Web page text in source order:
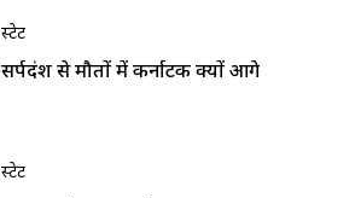
स्टेट
सर्पदंश से मौतों में कर्नाटक क्यों आगे
स्टेट